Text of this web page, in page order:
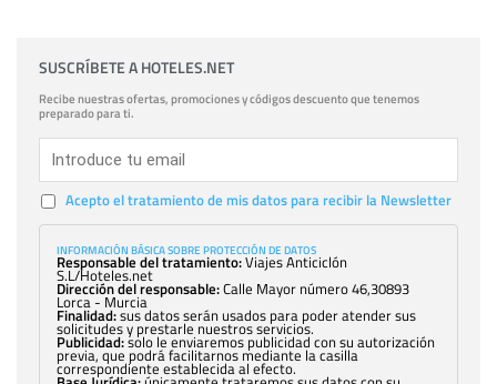
SUSCRÍBETE A HOTELES.NET
Recibe nuestras ofertas, promociones y códigos descuento que tenemos
preparado para ti.
Acepto el tratamiento de mis datos para recibir la Newsletter
INFORMACIÓN BÁSICA SOBRE PROTECCIÓN DE DATOS
Responsable del tratamiento:Viajes Anticiclón
S.L/Hoteles.net
Dirección del responsable:Calle Mayor número 46,30893
Lorca - Murcia
Finalidad:sus datos serán usados para poder atender sus
solicitudes y prestarle nuestros servicios.
Publicidad:solo le enviaremos publicidad con su autorización
previa, que podrá facilitarnos mediante la casilla
correspondiente establecida al efecto.